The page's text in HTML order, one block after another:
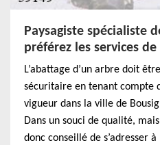
Paysagiste spécialiste
préférez les services
L’abattage d’un arbre doit
sécuritaire en tenant compte
vigueur dans la ville de
Dans un souci de qualité,
donc conseillé de s’adresser